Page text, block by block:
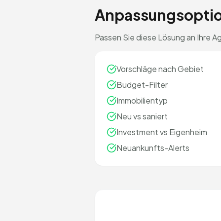
Passen Sie diese Lösung an Ihre
Vorschläge nach Gebiet
Budget-Filter
Immobilientyp
Neu vs saniert
Investment vs Eigenheim
Neuankunfts-Alerts